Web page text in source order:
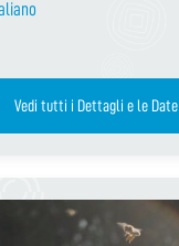
Vedi tutti i Dettagli e le Date